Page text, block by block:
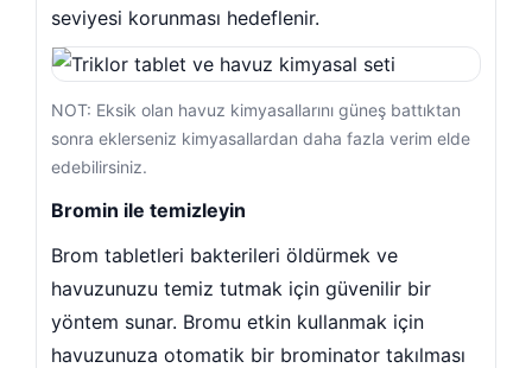
seviyesi korunması hedeflenir.
NOT: Eksik olan havuz kimyasallarını güneş battıktan
sonra eklerseniz kimyasallardan daha fazla verim elde
edebilirsiniz.
Bromin ile temizleyin
Brom tabletleri bakterileri öldürmek ve
havuzunuzu temiz tutmak için güvenilir bir
yöntem sunar. Bromu etkin kullanmak için
havuzunuza otomatik bir brominator takılması